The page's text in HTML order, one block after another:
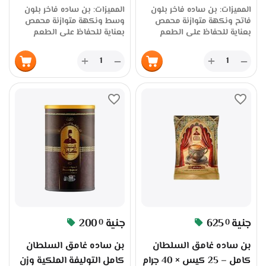
المميزات: بن ساده فاخر بلون
فاتح ونكهة متوازنة محمص
بعناية للحفاظ على الطعم
أكياس × 100 جرام = 1 كيلو
مناسب للمقاهي، المطاعم،
والموزعين متوفر بكميات كبيرة
المصنع عبر سوق بلس جودة
والموزعين
+ −
المميزات: بن ساده فاخر بلون
وسط ونكهة متوازنة محمص
بعناية للحفاظ على الطعم
مناسب للمقاهي، المطاعم،
والموزعين متوفر بكميات كبيرة
جملة الجملة توريد مباشر من
المصنع عبر سوق بلس جودة
عالية وسعر منافس للتجار
+ −
6250 جنية
بن ساده غامق السلطان
كامل – 25 كيس × 40 جرام
2000 جنية
بن ساده غامق السلطان
كامل التوليفة الملكية وزن